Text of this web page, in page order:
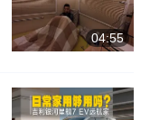
04:55